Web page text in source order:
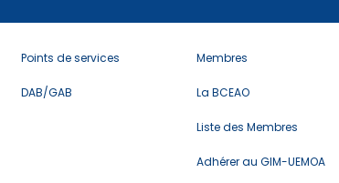
Menu
footer
3
Points de services
DAB/GAB
menu
footer
4
Membres
La BCEAO
Liste des Membres
Adhérer au GIM-UEMOA